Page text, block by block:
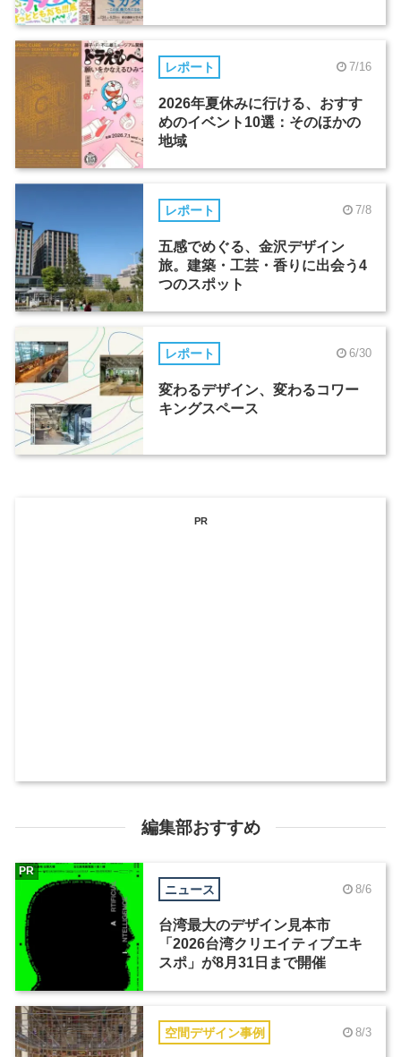
レポート 7/16
2026年夏休みに行ける、おすす
めのイベント10選：そのほかの
地域
レポート 7/8
五感でめぐる、金沢デザイン
旅。建築・工芸・香りに出会う4
つのスポット
レポート 6/30
変わるデザイン、変わるコワー
キングスペース
PR
編集部おすすめ
ニュース 8/6
台湾最大のデザイン見本市
「2026台湾クリエイティブエキ
スポ」が8月31日まで開催
PR
空間デザイン事例 8/3